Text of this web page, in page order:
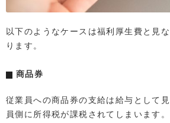
以下のようなケースは福利厚生費と見
ります。
商品券
従業員への商品券の支給は給与として
員側に所得税が課税されてしまいます。